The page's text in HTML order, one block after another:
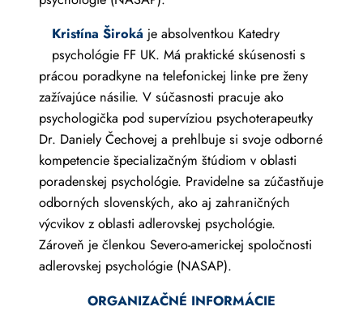
Kristína Široká je absolventkou Katedry
psychológie FF UK. Má praktické skúsenosti s
prácou poradkyne na telefonickej linke pre ženy
zažívajúce násilie. V súčasnosti pracuje ako
psychologička pod supervíziou psychoterapeutky
Dr. Daniely Čechovej a prehlbuje si svoje odborné
kompetencie špecializačným štúdiom v oblasti
poradenskej psychológie. Pravidelne sa zúčastňuje
odborných slovenských, ako aj zahraničných
výcvikov z oblasti adlerovskej psychológie.
Zároveň je členkou Severo-americkej spoločnosti
adlerovskej psychológie (NASAP).
ORGANIZAČNÉ INFORMÁCIE